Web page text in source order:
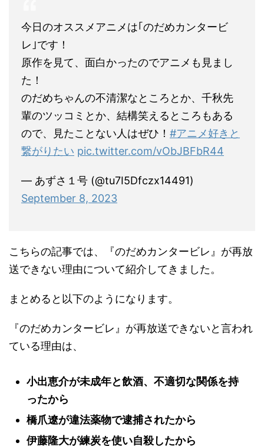
今日のオススメアニメは｢のだめカンタービ
レ｣です！
原作を見て、面白かったのでアニメも見まし
た！
のだめちゃんの不清潔なところとか、千秋先
輩のツッコミとか、結構笑えるところもある
ので、見たことない人はぜひ！ #アニメ好きと
繋がりたい pic.twitter.com/vObJBFbR44
— あずさ１号 (@tu7I5Dfczx14491)
September 8, 2023
こちらの記事では、『のだめカンタービレ』が再放
送できない理由について紹介してきました。
まとめると以下のようになります。
『のだめカンタービレ』が再放送できないと言われ
ている理由は、
小出恵介が未成年と飲酒、不適切な関係を持
ったから
橋爪遼が違法薬物で逮捕されたから
伊藤隆大が練炭を使い自殺したから